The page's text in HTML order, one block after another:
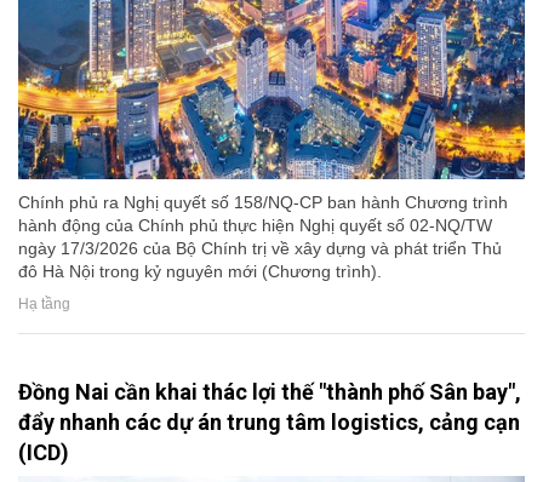
Chính phủ ra Nghị quyết số 158/NQ-CP ban hành Chương trình
hành động của Chính phủ thực hiện Nghị quyết số 02-NQ/TW
ngày 17/3/2026 của Bộ Chính trị về xây dựng và phát triển Thủ
đô Hà Nội trong kỷ nguyên mới (Chương trình).
Hạ tầng
Đồng Nai cần khai thác lợi thế "thành phố Sân bay",
đẩy nhanh các dự án trung tâm logistics, cảng cạn
(ICD)